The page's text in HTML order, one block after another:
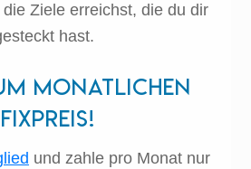
Ziele erreichst, die du dir
hast.
monatlichen
Fixpreis!
und zahle pro Monat nur